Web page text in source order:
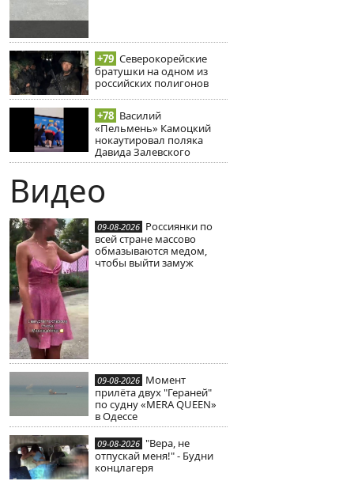
+79 Северокорейские
братушки на одном из
российских полигонов
+78 Василий
«Пельмень» Камоцкий
нокаутировал поляка
Давида Залевского
Видео
09-08-2026 Россиянки по
всей стране массово
обмазываются медом,
чтобы выйти замуж
09-08-2026 Момент
прилёта двух "Гераней"
по судну «MERA QUEEN»
в Одессе
09-08-2026 "Вера, не
отпускай меня!" - Будни
концлагеря